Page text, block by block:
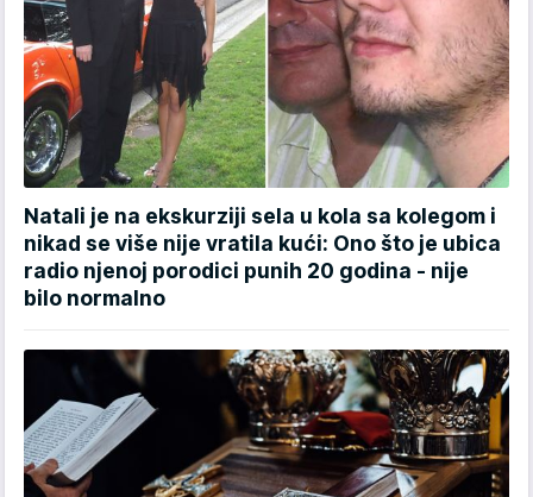
Natali je na ekskurziji sela u kola sa kolegom i
nikad se više nije vratila kući: Ono što je ubica
radio njenoj porodici punih 20 godina - nije
bilo normalno